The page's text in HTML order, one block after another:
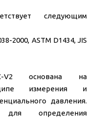
следующим
2000, ASTM D1434, JIS
V2 основана на
измерения и
давления.
для определения